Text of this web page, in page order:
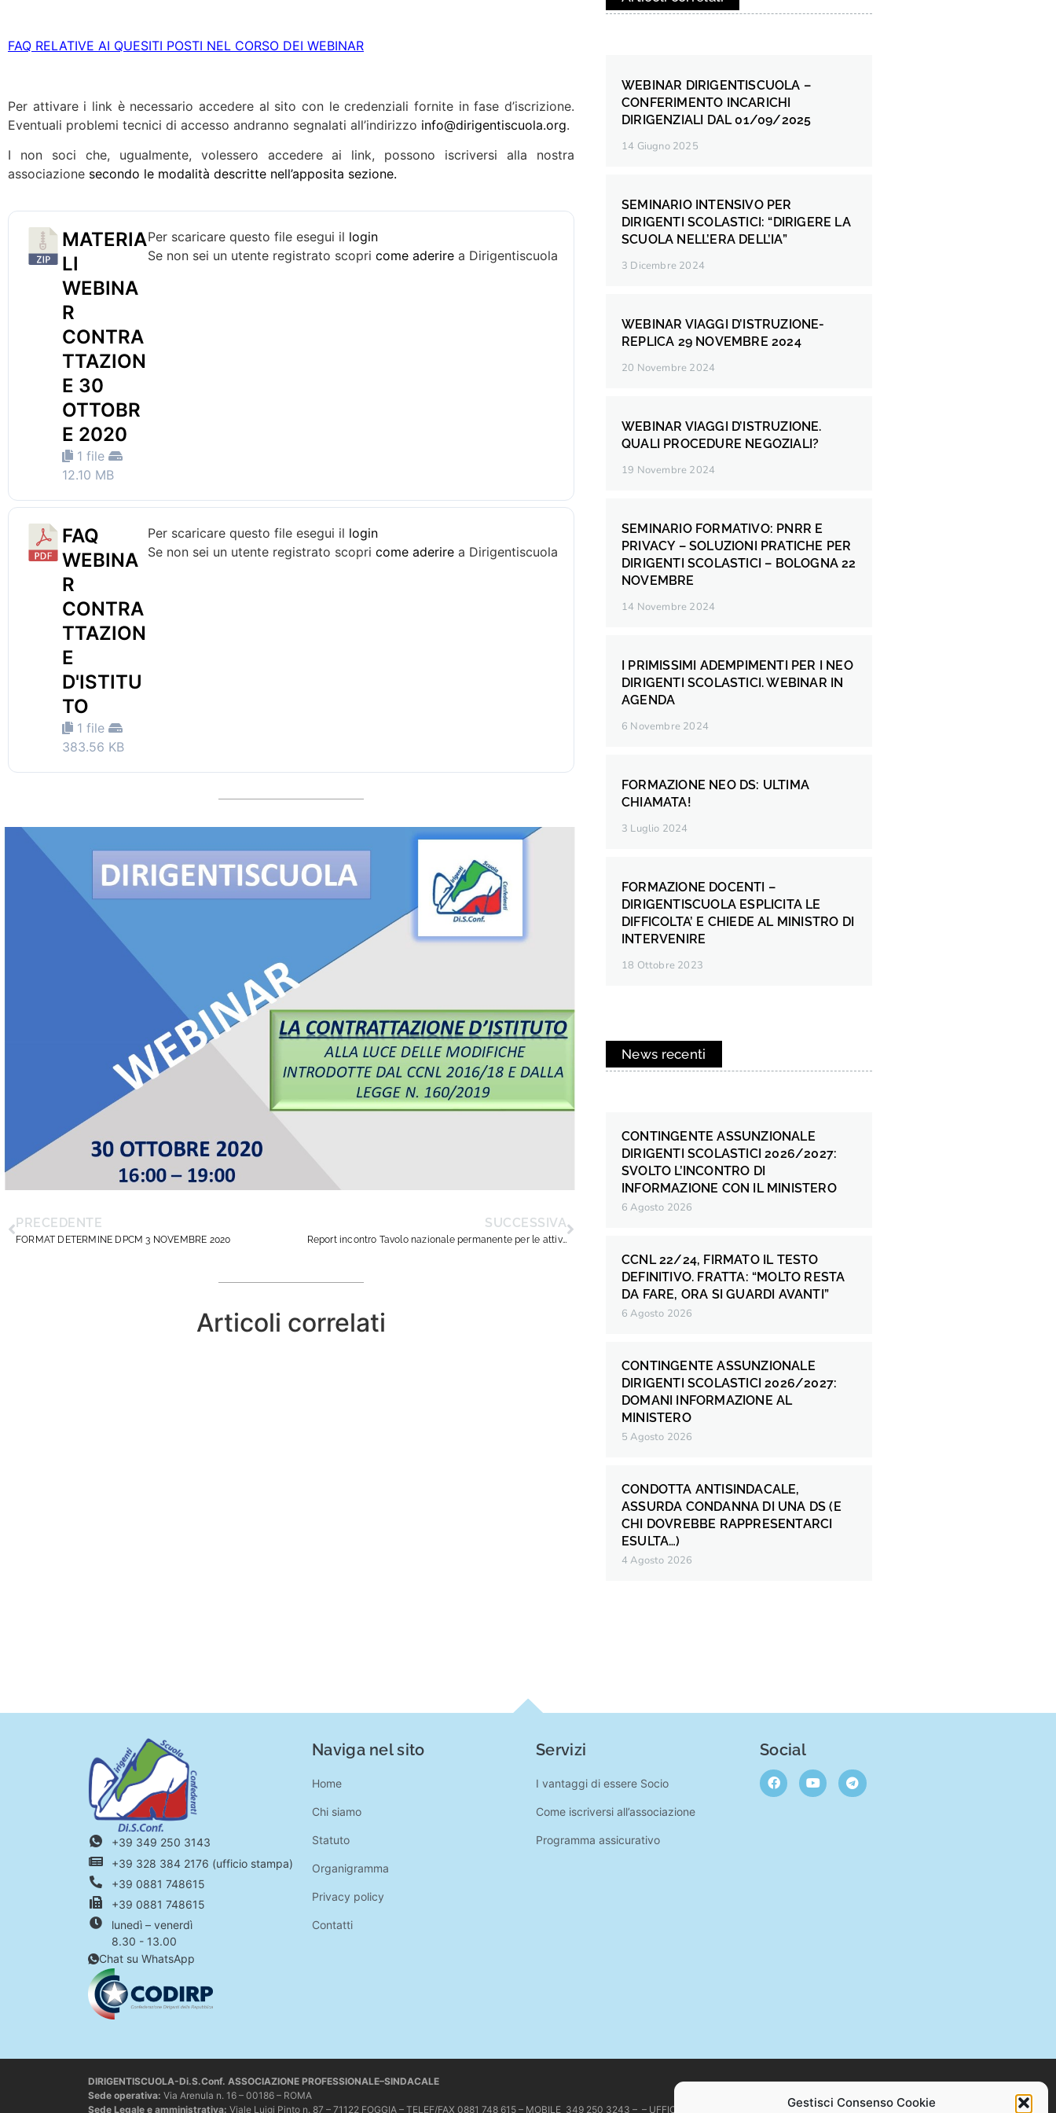
Gestisci Consenso Cookie
FAQ RELATIVE AI QUESITI POSTI NEL CORSO DEI WEBINAR
Per attivare i link è necessario accedere al sito con le credenziali fornite in fase d’iscrizione.
Eventuali problemi tecnici di accesso andranno segnalati all’indirizzo info@dirigentiscuola.org.
I non soci che, ugualmente, volessero accedere ai link, possono iscriversi alla nostra
associazione secondo le modalità descritte nell’apposita sezione.
MATERIA
LI
WEBINA
R
CONTRA
TTAZION
E 30
OTTOBR
E 2020
1 file
12.10 MB
Per scaricare questo file esegui il login
Se non sei un utente registrato scopri come aderire a Dirigentiscuola
FAQ
WEBINA
R
CONTRA
TTAZION
E
D'ISTITU
TO
1 file
383.56 KB
Per scaricare questo file esegui il login
Se non sei un utente registrato scopri come aderire a Dirigentiscuola
PRECEDENTE
FORMAT DETERMINE DPCM 3 NOVEMBRE 2020
SUCCESSIVA
Report incontro Tavolo nazionale permanente per le attività in presenza dei servizi educativi e delle scuole dell’infanzia.
Articoli correlati
WEBINAR DIRIGENTISCUOLA –
CONFERIMENTO INCARICHI
DIRIGENZIALI DAL 01/09/2025
14 Giugno 2025
SEMINARIO INTENSIVO PER
DIRIGENTI SCOLASTICI: “DIRIGERE LA
SCUOLA NELL’ERA DELL’IA”
3 Dicembre 2024
WEBINAR VIAGGI D’ISTRUZIONE-
REPLICA 29 NOVEMBRE 2024
20 Novembre 2024
WEBINAR VIAGGI D’ISTRUZIONE.
QUALI PROCEDURE NEGOZIALI?
19 Novembre 2024
SEMINARIO FORMATIVO: PNRR E
PRIVACY – SOLUZIONI PRATICHE PER
DIRIGENTI SCOLASTICI – BOLOGNA 22
NOVEMBRE
14 Novembre 2024
I PRIMISSIMI ADEMPIMENTI PER I NEO
DIRIGENTI SCOLASTICI. WEBINAR IN
AGENDA
6 Novembre 2024
FORMAZIONE NEO DS: ULTIMA
CHIAMATA!
3 Luglio 2024
FORMAZIONE DOCENTI –
DIRIGENTISCUOLA ESPLICITA LE
DIFFICOLTA’ E CHIEDE AL MINISTRO DI
INTERVENIRE
18 Ottobre 2023
News recenti
CONTINGENTE ASSUNZIONALE
DIRIGENTI SCOLASTICI 2026/2027:
SVOLTO L’INCONTRO DI
INFORMAZIONE CON IL MINISTERO
6 Agosto 2026
CCNL 22/24, FIRMATO IL TESTO
DEFINITIVO. FRATTA: “MOLTO RESTA
DA FARE, ORA SI GUARDI AVANTI”
6 Agosto 2026
CONTINGENTE ASSUNZIONALE
DIRIGENTI SCOLASTICI 2026/2027:
DOMANI INFORMAZIONE AL
MINISTERO
5 Agosto 2026
CONDOTTA ANTISINDACALE,
ASSURDA CONDANNA DI UNA DS (E
CHI DOVREBBE RAPPRESENTARCI
ESULTA…)
4 Agosto 2026
+39 349 250 3143
+39 328 384 2176 (ufficio stampa)
+39 0881 748615
+39 0881 748615
lunedì – venerdì
8.30 - 13.00
Chat su WhatsApp
Naviga nel sito
Home
Chi siamo
Statuto
Organigramma
Privacy policy
Contatti
Servizi
I vantaggi di essere Socio
Come iscriversi all’associazione
Programma assicurativo
Social
DIRIGENTISCUOLA-Di.S.Conf. ASSOCIAZIONE PROFESSIONALE–SINDACALE
Sede operativa: Via Arenula n. 16 – 00186 – ROMA
Sede Legale e amministrativa: Viale Luigi Pinto n. 87 – 71122 FOGGIA – TELEF/FAX 0881 748 615 – MOBILE 349 250 3243 – – UFFICIO STAMPA +39 328 384 2176 – C.F. 94086870717